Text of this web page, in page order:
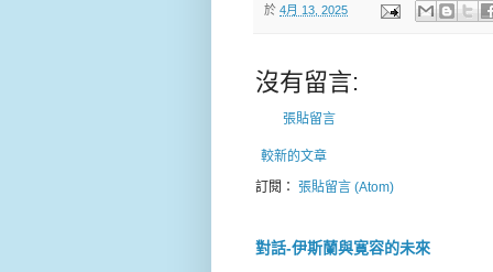
於 4月 13, 2025
沒有留言:
張貼留言
較新的文章
訂閱： 張貼留言 (Atom)
對話-伊斯蘭與寛容的未來